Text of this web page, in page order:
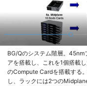
BG/Qのシステム階層。
アを搭載し、これを1個搭載
のCompute Cardを搭載する
し、ラックには2つの